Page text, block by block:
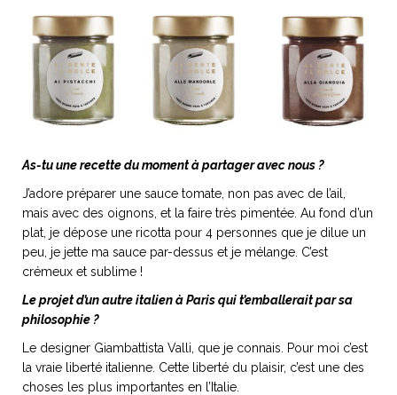
As-tu une recette du moment à partager avec nous ?
J’adore préparer une sauce tomate, non pas avec de l’ail,
mais avec des oignons, et la faire très pimentée. Au fond d’un
plat, je dépose une ricotta pour 4 personnes que je dilue un
peu, je jette ma sauce par-dessus et je mélange. C’est
crémeux et sublime !
Le projet d’un autre italien à Paris qui t’emballerait par sa
philosophie ?
Le designer Giambattista Valli, que je connais. Pour moi c’est
la vraie liberté italienne. Cette liberté du plaisir, c’est une des
choses les plus importantes en l’Italie.